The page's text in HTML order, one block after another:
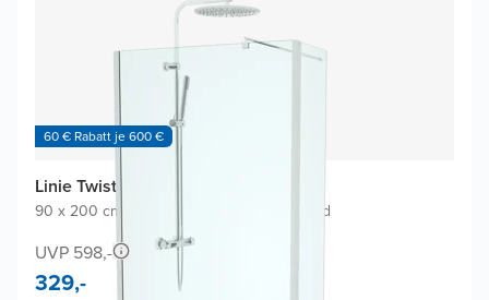
60 € Rabatt je 600 €
Linie Twist Walk-in Dusche
90 x 200 cm Profil Chrom glänzend
UVP 598,-
329,-